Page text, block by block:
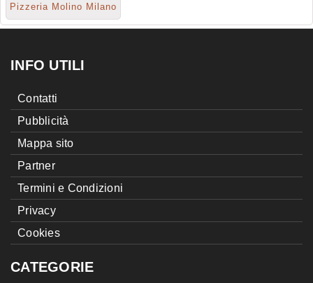
Pizzeria Molino Milano
INFO UTILI
Contatti
Pubblicità
Mappa sito
Partner
Termini e Condizioni
Privacy
Cookies
CATEGORIE